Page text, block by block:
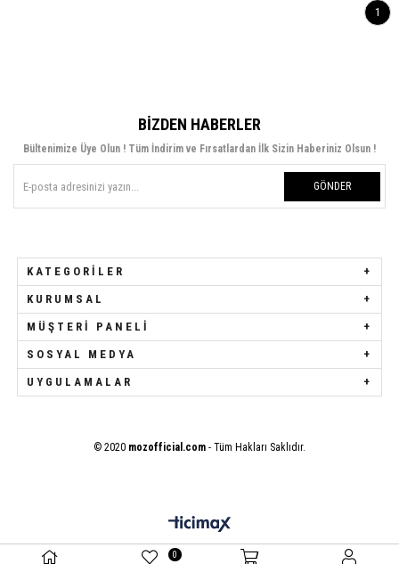
1
BIZDEN HABERLER
Bültenimize Üye Olun ! Tüm İndirim ve Fırsatlardan İlk Sizin Haberiniz Olsun !
GÖNDER
KATEGORILER
KURUMSAL
MÜŞTERI PANELI
SOSYAL MEDYA
UYGULAMALAR
© 2020 mozofficial.com - Tüm Hakları Saklıdır.
0